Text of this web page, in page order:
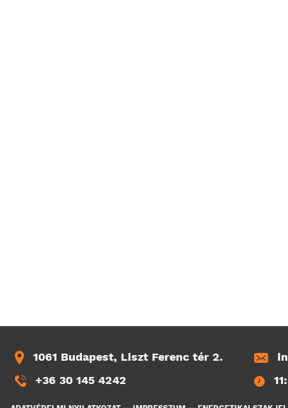
1061 Budapest, Liszt Ferenc tér 2.
+36 30 145 4242